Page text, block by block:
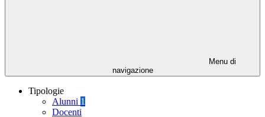
Menu di
navigazione
Tipologie
Alunni 1
Docenti